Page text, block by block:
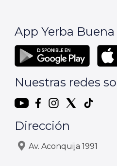
App Yerba
Nuestras redes
Dirección
Av. Aconquija 1991